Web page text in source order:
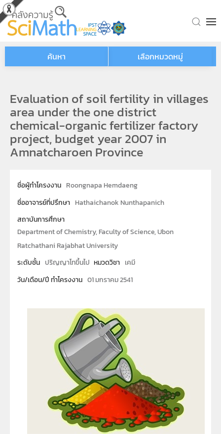
Skip to main content
ค้นหา เลือกหมวดหมู่
Evaluation of soil fertility in villages
area under the one district
chemical-organic fertilizer factory
project, budget year 2007 in
Amnatcharoen Province
ชื่อผู้ทำโครงงาน Roongnapa Hemdaeng
ชื่ออาจารย์ที่ปรึกษา Hathaichanok Nunthapanich
สถาบันการศึกษา
Department of Chemistry, Faculty of Science, Ubon
Ratchathani Rajabhat University
ระดับชั้น ปริญญาโทขึ้นไป หมวดวิชา เคมี
วัน/เดือน/ปี ทำโครงงาน 01 มกราคม 2541